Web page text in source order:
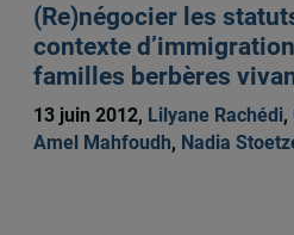
(Re)négocier les
contexte
familles berbères
13 juin 2012, Lilyane Rachédi,
Amel Mahfoudh, Nadia